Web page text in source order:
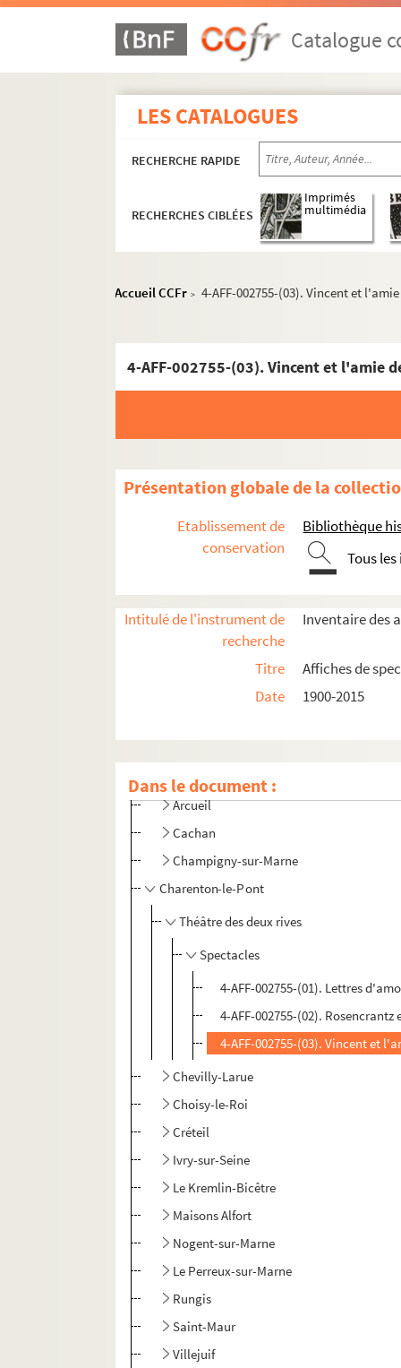
Catalogue
LES CATALOGUES
RECHERCHE RAPIDE
RECHERCHES CIBLÉES
Imprimés
multimédia
Accueil CCFr > 4-AFF-002755-(03). Vincent et
4-AFF-002755-(03). Vincent et l'amie
Présentation globale de la
Etablissement de
conservation
Bibliothèque
Tous
Intitulé de l'instrument de
recherche
Inventaire des
Titre
Affiches de
Date
1900-2015
Dans le document :
Seine-et-Marne
Val-de-Marne
Alfortville
Arcueil
Cachan
Champigny-sur-Marne
Charenton-le-Pont
Théâtre des deux rives
Spectacles
4-AFF-002755-(01). Lettres
4-AFF-002755-(02).
4-AFF-002755-(03). Vincent et
Chevilly-Larue
Choisy-le-Roi
Créteil
Ivry-sur-Seine
Le Kremlin-Bicêtre
Maisons Alfort
Nogent-sur-Marne
Le Perreux-sur-Marne
Rungis
Saint-Maur
Villejuif